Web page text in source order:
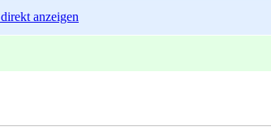
direkt anzeigen